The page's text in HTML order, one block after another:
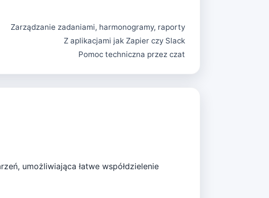
Zarządzanie zadaniami, harmonogramy, raporty
Z aplikacjami jak Zapier czy Slack
Pomoc techniczna przez czat
umożliwiająca łatwe współdzielenie